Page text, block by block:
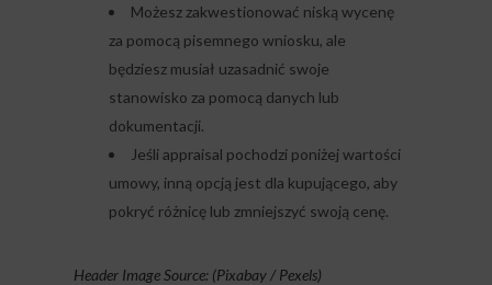
Możesz zakwestionować niską wycenę
za pomocą pisemnego wniosku, ale
będziesz musiał uzasadnić swoje
stanowisko za pomocą danych lub
dokumentacji.
Jeśli appraisal pochodzi poniżej wartości
umowy, inną opcją jest dla kupującego, aby
pokryć różnicę lub zmniejszyć swoją cenę.
Header Image Source: (Pixabay / Pexels)